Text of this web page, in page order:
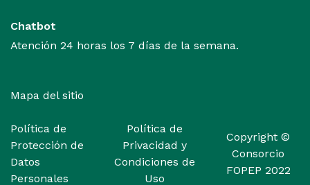
Chatbot
Atención 24 horas los 7 días de la semana.
Mapa del sitio
Política de
Protección de
Datos
Personales
Política de
Privacidad y
Condiciones de
Uso
Copyright ©
Consorcio
FOPEP 2022